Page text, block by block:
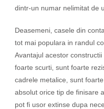
dintr-un numar nelimitat de
Deasemeni, casele din
tot mai populara in randul
Avantajul acestor
foarte scurti, sunt foarte
cadrele metalice, sunt
absolut orice tip de finisare
pot fi usor extinse dupa